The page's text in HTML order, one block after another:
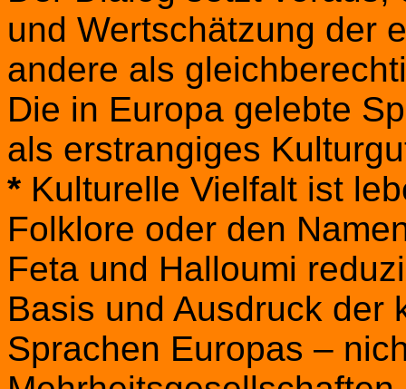
und Wertschätzung der
andere als
Die in Europa gelebte
als erstrangiges
* Kulturelle Vielfalt ist
Folklore oder den
Feta und Halloumi
Basis und Ausdruck der
Sprachen Europas –